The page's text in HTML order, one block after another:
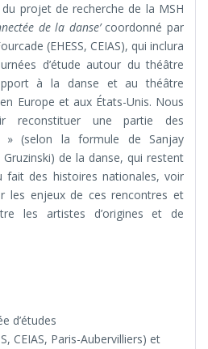
projet de recherche de la MSH
de la danse’coordonné par
(EHESS, CEIAS), qui inclura
d’étude autour du théâtre
à la danse et au théâtre
Europe et aux États-Unis. Nous
reconstituer une partie des
» (selon la formule de Sanjay
de la danse, qui restent
fait des histoires nationales, voir
les enjeux de ces rencontres et
les artistes d’origines et de
d’études
CEIAS, Paris-Aubervilliers) et